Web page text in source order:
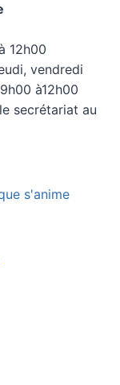
12h00
vendredi
à12h00
secrétariat au
s'anime